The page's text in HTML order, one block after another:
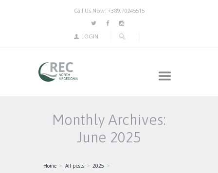
Call Us Now: +389.70245515
LOGIN
Monthly Archives:
June 2025
Home All posts 2025